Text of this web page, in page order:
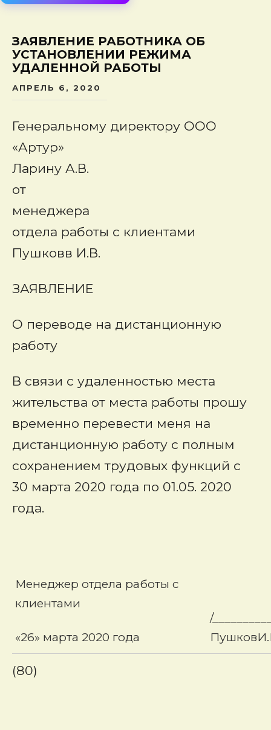
ЗАЯВЛЕНИЕ РАБОТНИКА ОБ
УСТАНОВЛЕНИИ РЕЖИМА
УДАЛЕННОЙ РАБОТЫ
АПРЕЛЬ 6, 2020
Генеральному директору ООО
«Артур»
Ларину А.В.
от
менеджера
отдела работы с клиентами
Пушковв И.В.
ЗАЯВЛЕНИЕ
О переводе на дистанционную
работу
В связи с удаленностью места
жительства от места работы прошу
временно перевести меня на
дистанционную работу с полным
сохранением трудовых функций с
30 марта 2020 года по 01.05. 2020
года.
Менеджер отдела работы с
клиентами
«26» марта 2020 года
/
(80)